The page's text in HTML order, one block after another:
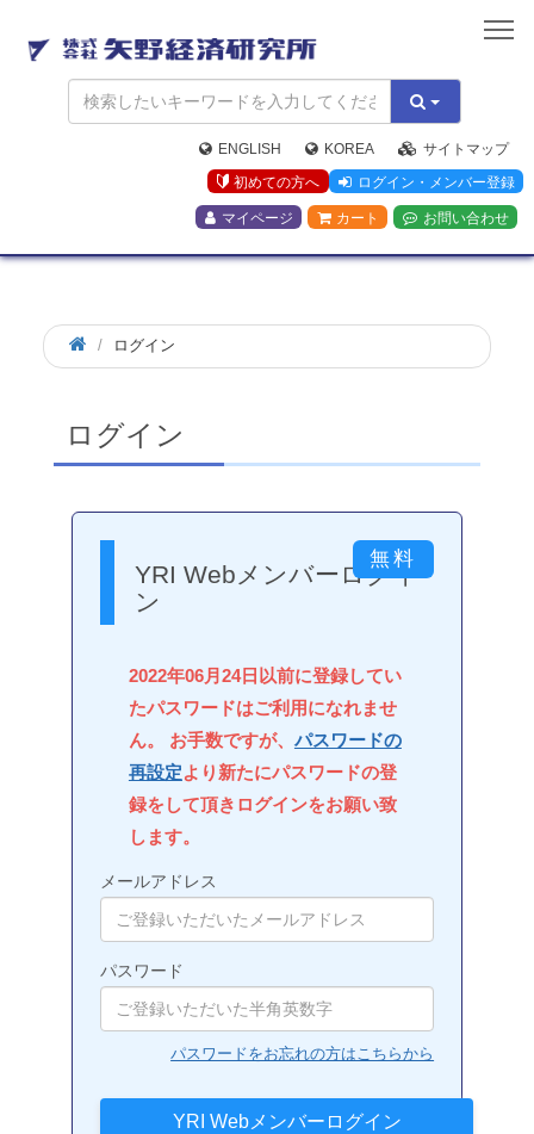
矢
野
経
済
研
究
所
ENGLISH KOREA
サイトマップ
初めての方へ
ログイン・メンバー登録
マイページ カート お問い合わせ
ログイン
ログイン
YRI Webメンバーログイ
ン
2022年06月24日以前に登録してい
たパスワードはご利用になれませ
ん。 お手数ですが、 パスワードの
再設定より新たにパスワードの登
録をして頂きログインをお願い致
します。
メールアドレス
パスワード
パスワードをお忘れの方はこちらから